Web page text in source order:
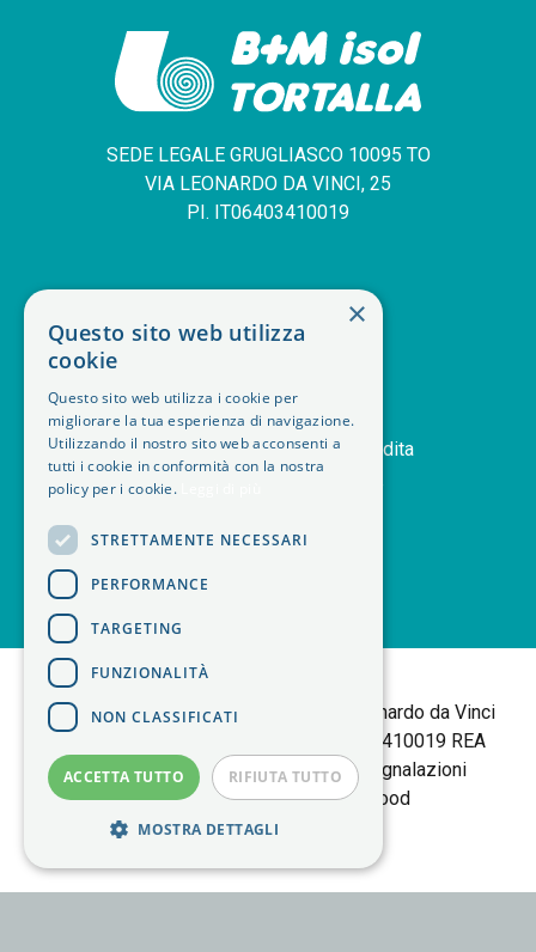
SEDE LEGALE GRUGLIASCO 10095 TO
VIA LEONARDO DA VINCI, 25
PI. IT06403410019
deskphone +39 011 408 14 28
orders Storico ordini
handshake Termini e condizioni di vendita
delivery_truck_speed
B+M isol TortallaSede Legale: Via Leonardo da Vinci
25 | 10095 Grugliasco (TO) P.IVA 06403410019 REA
TORINO 783877 | Policy Privacy |Segnalazioni
Whistleblowing| made byElwood
×
Questo sito web utilizza
cookie
Questo sito web utilizza i cookie per
migliorare la tua esperienza di navigazione.
Utilizzando il nostro sito web acconsenti a
tutti i cookie in conformità con la nostra
policy per i cookie.
STRETTAMENTE NECESSARI
PERFORMANCE
TARGETING
FUNZIONALITÀ
NON CLASSIFICATI
ACCETTA TUTTO RIFIUTA TUTTO
MOSTRA DETTAGLI